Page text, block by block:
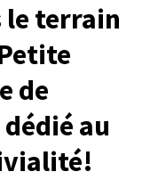
le terrain
de
au